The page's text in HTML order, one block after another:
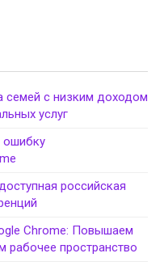
семей с низким доходом
услуг
ошибку
российская
Chrome: Повышаем
рабочее пространство